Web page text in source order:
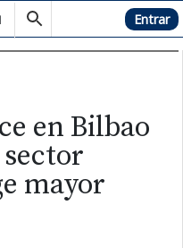
Hemeroteca Entrar
en Bilbao
mayor